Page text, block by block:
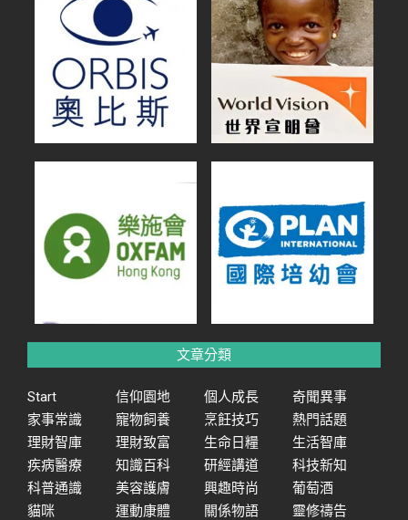
文章分類
Start 信仰園地 個人成長
奇聞異事
家事常識
寵物飼養 烹飪技巧
熱門話題
理財智庫
理財致富 生命日糧
生活智庫
疾病醫療
知識百科 研經講道
科技新知
科普通識
美容護膚 興趣時尚
葡萄酒
貓咪
運動康體 關係物語
靈修禱告